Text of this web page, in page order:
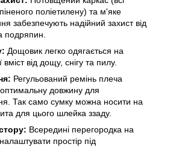
поліетилену) та м'яке
забезпечують надійний захист від
подряпин.
Дощовик легко одягається на
від дощу, снігу та пилу.
Регульований ремінь плеча
оптимальну довжину для
Так само сумку можна носити на
для цього шлейка ззаду.
Всередині перегородка на
простір під